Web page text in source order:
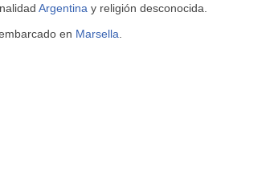
Argentina y religión desconocida.
en Marsella.